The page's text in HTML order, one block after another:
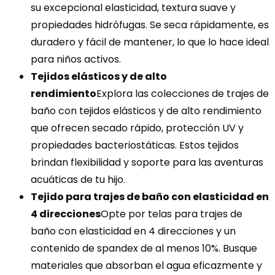
su excepcional elasticidad, textura suave y
propiedades hidrófugas. Se seca rápidamente, es
duradero y fácil de mantener, lo que lo hace ideal
para niños activos.
Tejidos elásticos y de alto
rendimientoExplora las colecciones de trajes de
baño con tejidos elásticos y de alto rendimiento
que ofrecen secado rápido, protección UV y
propiedades bacteriostáticas. Estos tejidos
brindan flexibilidad y soporte para las aventuras
acuáticas de tu hijo.
Tejido para trajes de baño con elasticidad en
4 direccionesOpte por telas para trajes de
baño con elasticidad en 4 direcciones y un
contenido de spandex de al menos 10%. Busque
materiales que absorban el agua eficazmente y